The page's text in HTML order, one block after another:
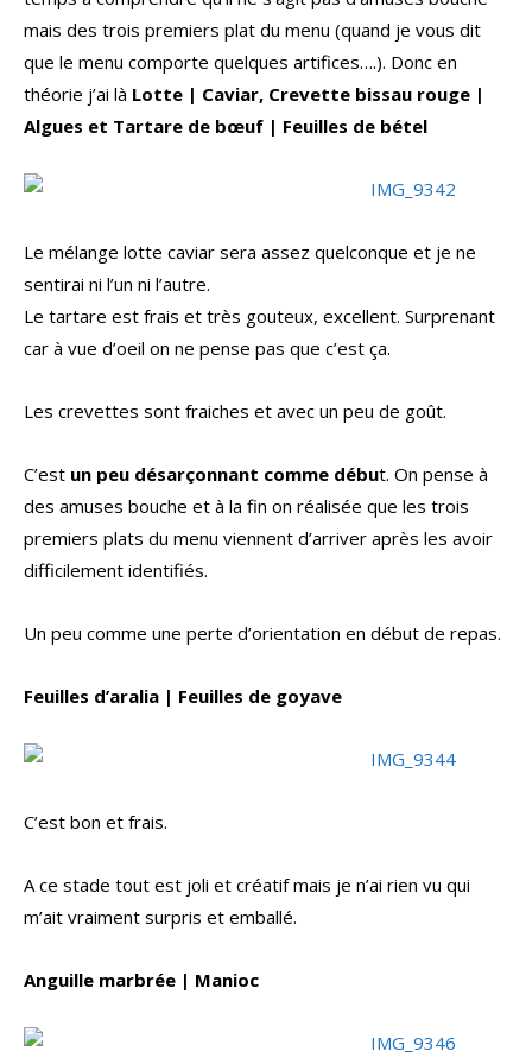
mais des trois premiers plat du menu (quand je vous dit
que le menu comporte quelques artifices….). Donc en
théorie j’ai là Lotte | Caviar, Crevette bissau rouge |
Algues et Tartare de bœuf | Feuilles de bétel
Le mélange lotte caviar sera assez quelconque et je ne
sentirai ni l’un ni l’autre.
Le tartare est frais et très gouteux, excellent. Surprenant
car à vue d’oeil on ne pense pas que c’est ça.
Les crevettes sont fraiches et avec un peu de goût.
C’est un peu désarçonnant comme début. On pense à
des amuses bouche et à la fin on réalisée que les trois
premiers plats du menu viennent d’arriver après les avoir
difficilement identifiés.
Un peu comme une perte d’orientation en début de repas.
Feuilles d’aralia | Feuilles de goyave
C’est bon et frais.
A ce stade tout est joli et créatif mais je n’ai rien vu qui
m’ait vraiment surpris et emballé.
Anguille marbrée | Manioc